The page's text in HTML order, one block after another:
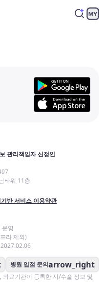
관리책임자 신정인
타워 11층
반 서비스 이용약관
영
라 제외)
병원 입점 문의arrow_right
료기관이 등록한 시/수술 정보 및